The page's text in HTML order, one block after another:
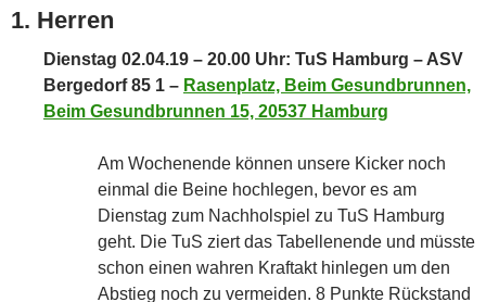
1. Herren
Dienstag 02.04.19 – 20.00 Uhr: TuS Hamburg – ASV
Bergedorf 85 1 – Rasenplatz, Beim Gesundbrunnen,
Beim Gesundbrunnen 15, 20537 Hamburg
Am Wochenende können unsere Kicker noch
einmal die Beine hochlegen, bevor es am
Dienstag zum Nachholspiel zu TuS Hamburg
geht. Die TuS ziert das Tabellenende und müsste
schon einen wahren Kraftakt hinlegen um den
Abstieg noch zu vermeiden. 8 Punkte Rückstand